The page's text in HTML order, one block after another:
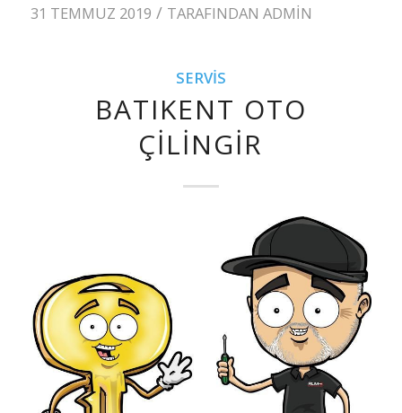
31 TEMMUZ 2019 / TARAFINDAN ADMIN
SERVIS
BATIKENT OTO
ÇILINGIR